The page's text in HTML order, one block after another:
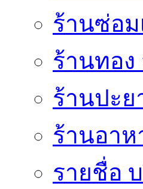
ร้านซ่อม
ร้านทอง
ร้านปะย
ร้านอาห
รายชื่อ